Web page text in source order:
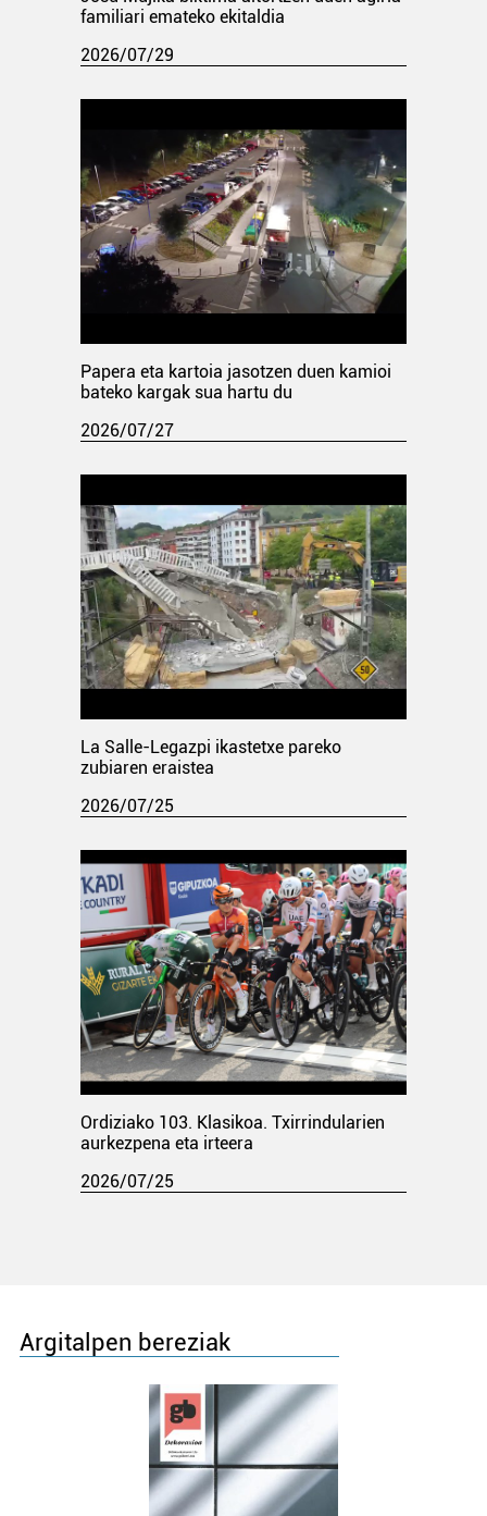
familiari emateko ekitaldia
2026/07/29
Papera eta kartoia jasotzen duen kamioi
bateko kargak sua hartu du
2026/07/27
La Salle-Legazpi ikastetxe pareko
zubiaren eraistea
2026/07/25
Ordiziako 103. Klasikoa. Txirrindularien
aurkezpena eta irteera
2026/07/25
Argitalpen bereziak